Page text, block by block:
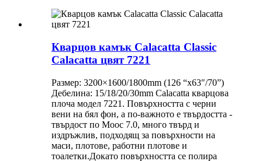
Кварцов камък Calacatta Classic
Calacatta цвят 7221
Размер: 3200×1600/1800mm (126 “x63″/70”)
Дебелина: 15/18/20/30mm Calacatta кварцова
плоча модел 7221. Повърхността с черни
вени на бял фон, а по-важното е твърдостта -
твърдост по Моос 7.0, много твърд и
издръжлив, подходящ за повърхности на
маси, плотове, работни плотове и
тоалетки.Докато повърхността се полира